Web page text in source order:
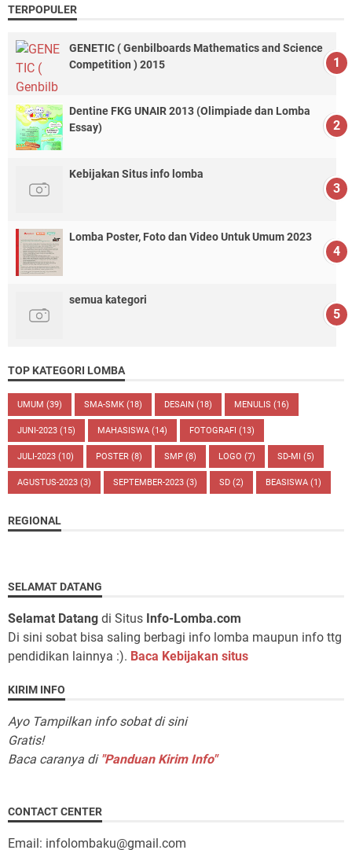
TERPOPULER
GENETIC ( Genbilboards Mathematics and Science
Competition ) 2015
Dentine FKG UNAIR 2013 (Olimpiade dan Lomba
Essay)
Kebijakan Situs info lomba
Lomba Poster, Foto dan Video Untuk Umum 2023
semua kategori
TOP KATEGORI LOMBA
UMUM (39) SMA-SMK (18) DESAIN (18) MENULIS (16)
JUNI-2023 (15) MAHASISWA (14) FOTOGRAFI (13)
JULI-2023 (10) POSTER (8) SMP (8) LOGO (7) SD-MI (5)
AGUSTUS-2023 (3) SEPTEMBER-2023 (3) SD (2) BEASISWA (1)
REGIONAL
SELAMAT DATANG
Selamat Datang di Situs Info-Lomba.com
Di sini sobat bisa saling berbagi info lomba maupun info ttg
pendidikan lainnya :). Baca Kebijakan situs
KIRIM INFO
Ayo Tampilkan info sobat di sini
Gratis!
Baca caranya di "Panduan Kirim Info"
CONTACT CENTER
Email: infolombaku@gmail.com